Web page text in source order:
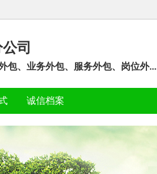
司
包、业务外包、服务外包、岗位外...
诚信档案